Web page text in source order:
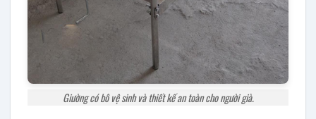
Giường có bô vệ sinh và thiết kế an toàn cho người già.